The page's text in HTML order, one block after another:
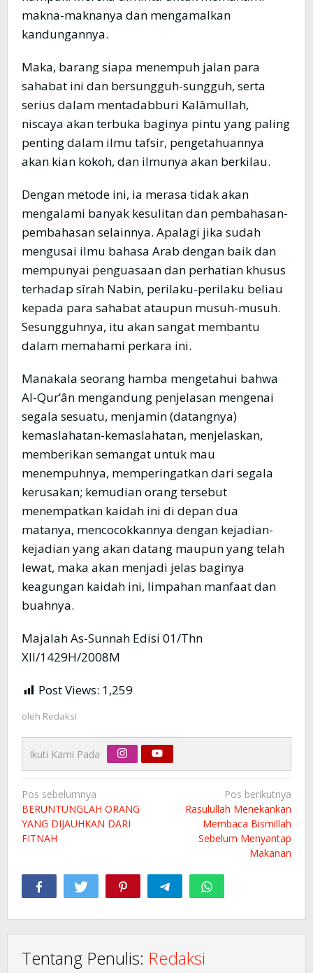
makna-maknanya dan mengamalkan
kandungannya.
Maka, barang siapa menempuh jalan para
sahabat ini dan bersungguh-sungguh, serta
serius dalam mentadabburi Kalâmullah,
niscaya akan terbuka baginya pintu yang paling
penting dalam ilmu tafsir, pengetahuannya
akan kian kokoh, dan ilmunya akan berkilau.
Dengan metode ini, ia merasa tidak akan
mengalami banyak kesulitan dan pembahasan-
pembahasan selainnya. Apalagi jika sudah
mengusai ilmu bahasa Arab dengan baik dan
mempunyai penguasaan dan perhatian khusus
terhadap sîrah Nabin, perilaku-perilaku beliau
kepada para sahabat ataupun musuh-musuh.
Sesungguhnya, itu akan sangat membantu
dalam memahami perkara ini.
Manakala seorang hamba mengetahui bahwa
Al-Qur‘ân mengandung penjelasan mengenai
segala sesuatu, menjamin (datangnya)
kemaslahatan-kemaslahatan, menjelaskan,
memberikan semangat untuk mau
menempuhnya, memperingatkan dari segala
kerusakan; kemudian orang tersebut
menempatkan kaidah ini di depan dua
matanya, mencocokkannya dengan kejadian-
kejadian yang akan datang maupun yang telah
lewat, maka akan menjadi jelas baginya
keagungan kaidah ini, limpahan manfaat dan
buahnya.
Majalah As-Sunnah Edisi 01/Thn
XII/1429H/2008M
Post Views: 1,259
oleh Redaksi
Ikuti Kami Pada
Navigasi
pos
Pos sebelumnya
BERUNTUNGLAH ORANG
YANG DIJAUHKAN DARI
FITNAH
Pos berikutnya
Rasulullah Menekankan
Membaca Bismillah
Sebelum Menyantap
Makanan
Tentang Penulis: Redaksi